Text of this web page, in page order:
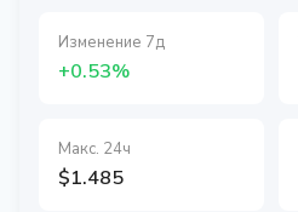
Изменение 7д
+0.53%
Макс. 24ч
$1.485